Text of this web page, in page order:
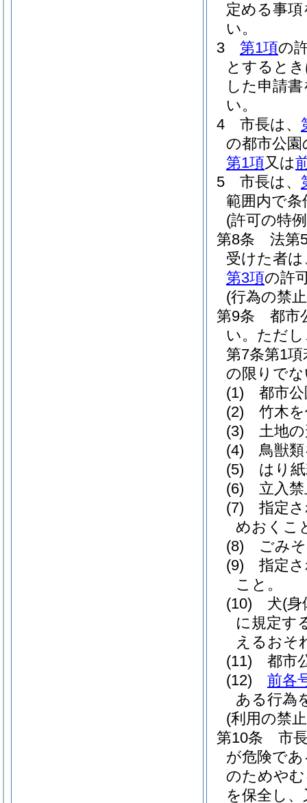
定める事
い。
3
第1項の
とすると
した申請
い。
4
市長は、
の都市公
第1項又は
5
市長は、
範囲内で
(許可の特
第8条
法第
受けた者
第3項の許
(行為の禁
第9条
都市
い。 ただ
第7条第1
の限りで
(1)
都市
(2)
竹木
(3)
土地
(4)
鳥獣
(5)
はり
(6)
立入
(7)
指定
めおくこ
(8)
ごみ
(9)
指定
こと。
(10)
犬(身
に規定す
えるおそ
(11)
都市
(12)
前各
ある行為
(利用の禁
第10条
市
が危険で
のためや
を保全し